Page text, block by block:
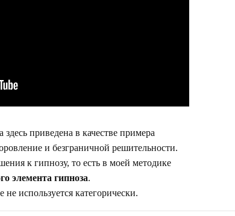
приведена в качестве примера
и безграничной решительности.
к гипнозу, то есть в моей методике
элемента гипноза.
используется категорически.